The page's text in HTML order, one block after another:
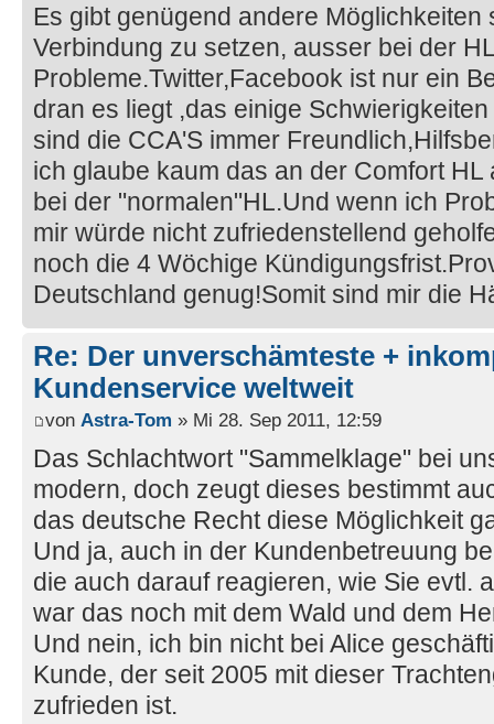
Es gibt genügend andere Möglichkeiten
Verbindung zu setzen, ausser bei der
Probleme.Twitter,Facebook ist nur ein
dran es liegt ,das einige
sind die CCA'S immer
ich glaube kaum das an der Comfort
bei der "normalen"HL.Und wenn ich
mir würde nicht zufriedenstellend
noch die 4 Wöchige
Deutschland genug!Somit sind mir die
Re: Der unverschämteste +
Kundenservice weltweit
von Astra-Tom » Mi 28. Sep 2011, 12:59
Das Schlachtwort "Sammelklage" bei
modern, doch zeugt dieses bestimmt
das deutsche Recht diese Möglichkeit
Und ja, auch in der Kundenbetreuung
die auch darauf reagieren, wie Sie evtl.
war das noch mit dem Wald und dem
Und nein, ich bin nicht bei Alice
Kunde, der seit 2005 mit dieser
zufrieden ist.